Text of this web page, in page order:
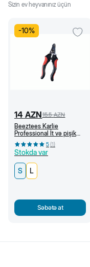
Sizin ev heyvanınız üçün
-10%
14 AZN15.5 AZN
Beeztees Karlie
Professional İt və pişik
üçün caynaq qayçısı (S)
5(1)
Stokda var
S L
Səbətə at